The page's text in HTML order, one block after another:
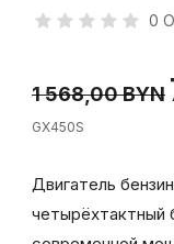
0
1 568,00 BYN
GX450S
Двигатель
четырёхтактный